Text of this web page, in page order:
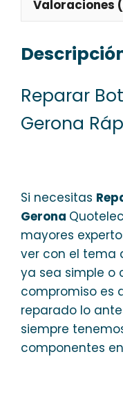
Valoraciones
Reparar
Gerona
Si necesitas
Gerona
mayores
ver con el tema
ya sea simple o
compromiso es
reparado lo
siempre
componentes